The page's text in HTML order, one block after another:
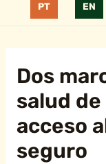
PT EN
Dos
salud
acceso
seguro